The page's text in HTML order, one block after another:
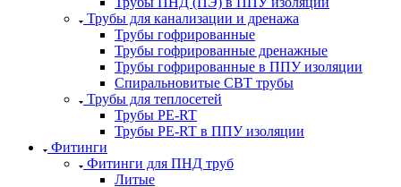
Трубы для канализации и дренажа
Трубы гофрированные
Трубы гофрированные дренажные
Трубы гофрированные в ППУ изоляции
Спиральновитые СВТ трубы
Трубы для теплосетей
Трубы PE-RT
Трубы PE-RT в ППУ изоляции
Фитинги
Фитинги для ПНД труб
Литые